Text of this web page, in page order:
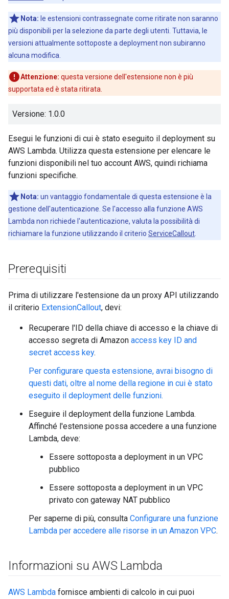
Nota: le estensioni contrassegnate come ritirate non saranno
più disponibili per la selezione da parte degli utenti. Tuttavia, le
versioni attualmente sottoposte a deployment non subiranno
alcuna modifica.
Attenzione: questa versione dell'estensione non è più
supportata ed è stata ritirata.
Versione: 1.0.0
Esegui le funzioni di cui è stato eseguito il deployment su
AWS Lambda. Utilizza questa estensione per elencare le
funzioni disponibili nel tuo account AWS, quindi richiama
funzioni specifiche.
Nota: un vantaggio fondamentale di questa estensione è la
gestione dell'autenticazione. Se l'accesso alla funzione AWS
Lambda non richiede l'autenticazione, valuta la possibilità di
richiamare la funzione utilizzando il criterio ServiceCallout
Prerequisiti
Prima di utilizzare l'estensione da un proxy API utilizzando
il criterio ExtensionCallout, devi:
Recuperare l'ID della chiave di accesso e la chiave di
accesso segreta di Amazon access key ID and
secret access key.
Per configurare questa estensione, avrai bisogno di
questi dati, oltre al nome della regione in cui è stato
eseguito il deployment delle funzioni.
Eseguire il deployment della funzione Lambda.
Affinché l'estensione possa accedere a una funzione
Lambda, deve:
Essere sottoposta a deployment in un VPC
pubblico
Essere sottoposta a deployment in un VPC
privato con gateway NAT pubblico
Per saperne di più, consulta Configurare una funzione
Lambda per accedere alle risorse in un Amazon VPC.
Informazioni su AWS Lambda
AWS Lambda fornisce ambienti di calcolo in cui puoi